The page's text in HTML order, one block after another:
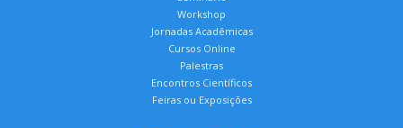
Workshop
Jornadas Acadêmicas
Cursos Online
Palestras
Encontros Científicos
Feiras ou Exposições